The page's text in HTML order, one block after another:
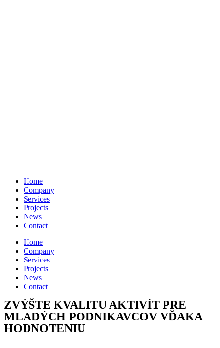
Home
Company
Services
Projects
News
Contact
Home
Company
Services
Projects
News
Contact
ZVÝŠTE KVALITU AKTIVÍT PRE
MLADÝCH PODNIKAVCOV VĎAKA
HODNOTENIU